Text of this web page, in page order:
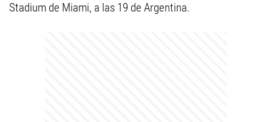
Stadium de Miami, a las 19 de Argentina.